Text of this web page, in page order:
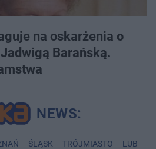
na oskarżenia o
Barańską.
ŚLĄSK TRÓJMIASTO LUBLIN